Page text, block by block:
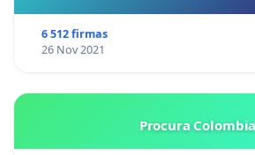
6 512 firmas
26 Nov 2021
Procura Colombia